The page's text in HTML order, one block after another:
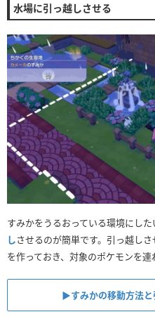
水場に引っ越しさせる
すみかをうるおっている環境にし
しさせるのが簡単です。引っ越し
を作っておき、対象のポケモンを連
▶︎すみかの移動方法と